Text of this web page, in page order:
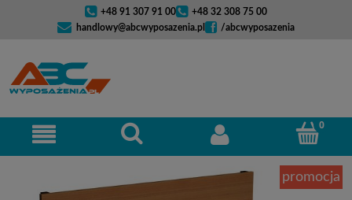
+48 91 307 91 00
+48 32 308 75 00
handlowy@abcwyposazenia.pl
/abcwyposazenia
promocja